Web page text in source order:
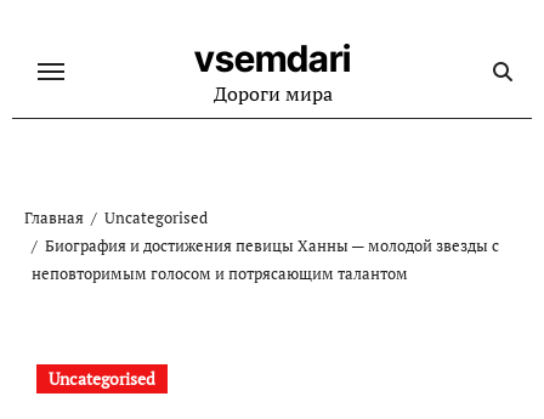
содержанию
vsemdari
Дороги мира
Главная
Uncategorised
Биография и достижения певицы Ханны — молодой звезды с
неповторимым голосом и потрясающим талантом
Uncategorised